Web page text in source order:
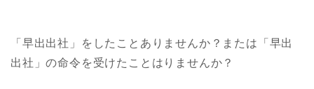
「早出出社」をしたことありませんか？または「早出
出社」の命令を受けたことはりませんか？